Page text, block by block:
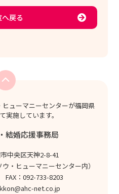
へ戻る
ューマニーセンターが福岡県
実施しています。
結婚応援事務局
中央区天神2-8-41
・ヒューマニーセンター内）
FAX：092-733-8203
net.co.jp